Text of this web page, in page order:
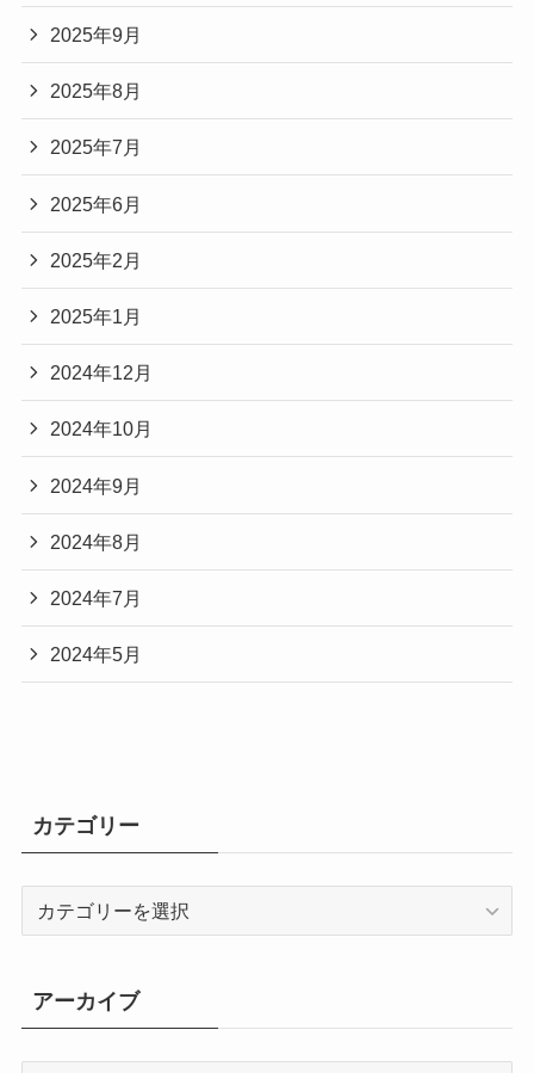
2025年9月
2025年8月
2025年7月
2025年6月
2025年2月
2025年1月
2024年12月
2024年10月
2024年9月
2024年8月
2024年7月
2024年5月
カテゴリー
リ
ー
アーカイブ